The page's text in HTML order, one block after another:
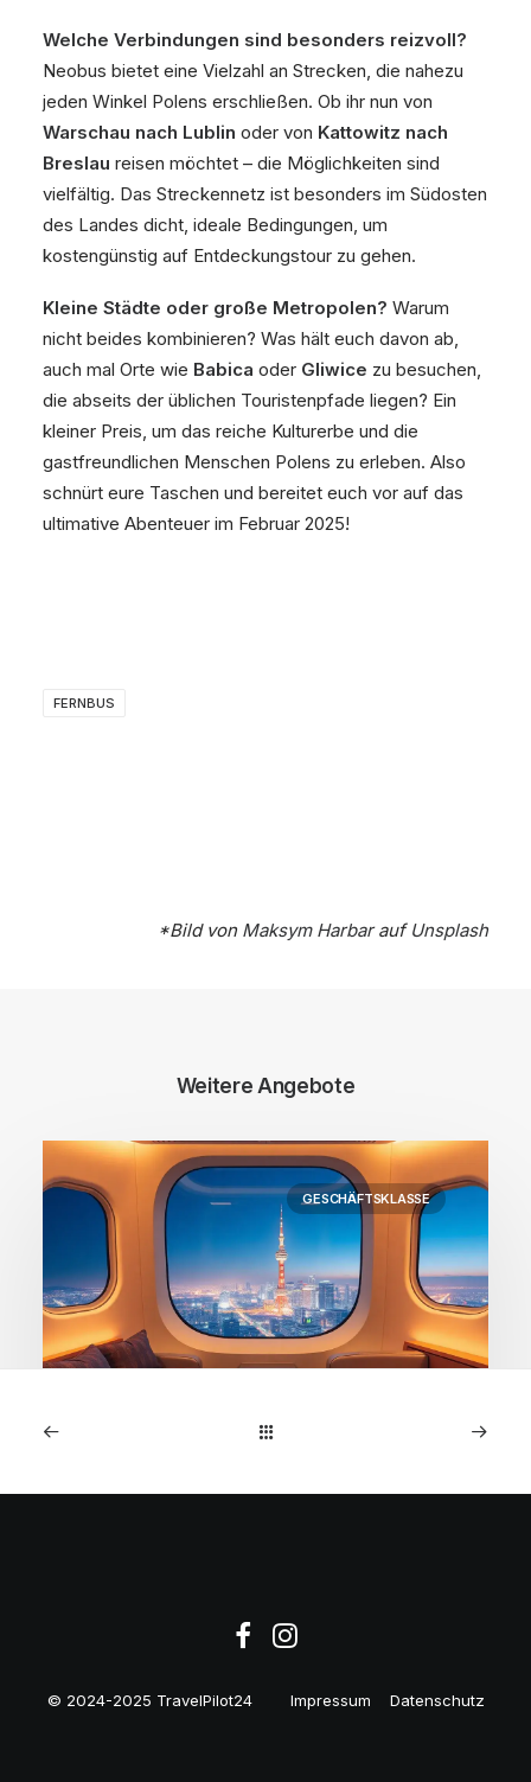
Welche Verbindungen sind besonders reizvoll?
Neobus bietet eine Vielzahl an Strecken, die nahezu
jeden Winkel Polens erschließen. Ob ihr nun von
Warschau nach Lublin oder von Kattowitz nach
Breslau reisen möchtet – die Möglichkeiten sind
vielfältig. Das Streckennetz ist besonders im Südosten
des Landes dicht, ideale Bedingungen, um
kostengünstig auf Entdeckungstour zu gehen.
Kleine Städte oder große Metropolen? Warum
nicht beides kombinieren? Was hält euch davon ab,
auch mal Orte wie Babica oder Gliwice zu besuchen,
die abseits der üblichen Touristenpfade liegen? Ein
kleiner Preis, um das reiche Kulturerbe und die
gastfreundlichen Menschen Polens zu erleben. Also
schnürt eure Taschen und bereitet euch vor auf das
ultimative Abenteuer im Februar 2025!
FERNBUS
*Bild von Maksym Harbarauf Unsplash
Weitere Angebote
GESCHÄFTSKLASSE
1. Mai 2026
© 2024-2025 TravelPilot24 Impressum Datenschutz